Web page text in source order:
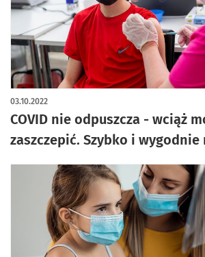
COVID nie odpuszcza - wciąż
zaszczepić. Szybko i
03.10.2022